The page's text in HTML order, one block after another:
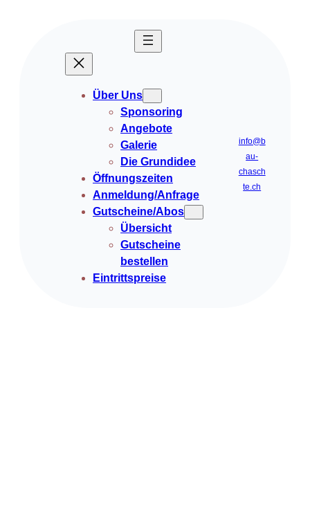
Über Uns
Sponsoring
Angebote
Galerie
Die Grundidee
Öffnungszeiten
Anmeldung/Anfrage
Gutscheine/Abos
Übersicht
Gutscheine
bestellen
Eintrittspreise
info@b
au-
chasch
te.ch